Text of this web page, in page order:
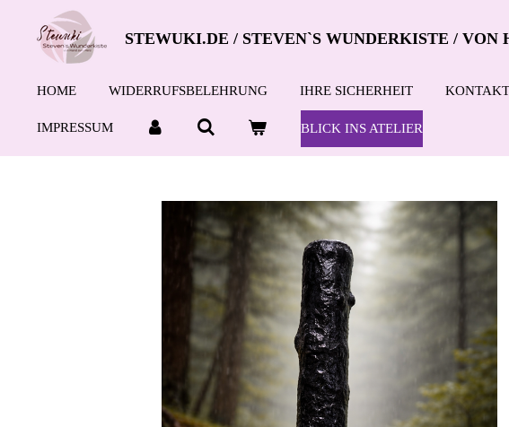
Hauptinhalt
STEWUKI.DE / STEVEN`S WUNDERKISTE / VON
HOME WIDERRUFSBELEHRUNG IHRE SICHERHEIT KONTAKT
IMPRESSUM BLICK INS ATELIER